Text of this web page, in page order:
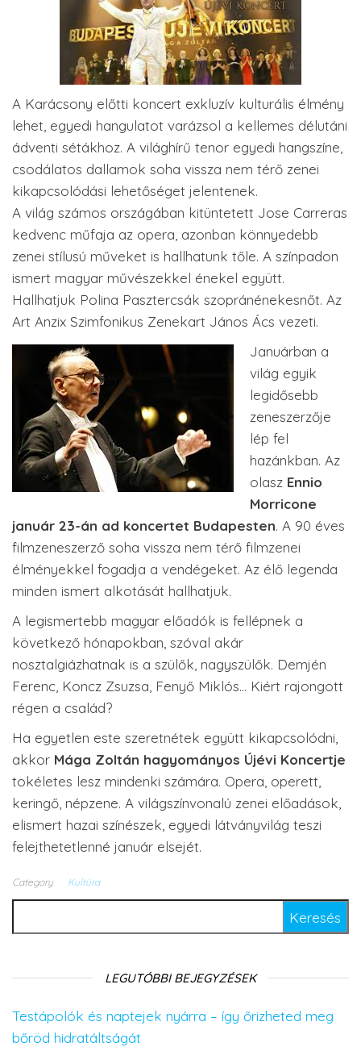
A Karácsony előtti koncert exkluzív kulturális élmény
lehet, egyedi hangulatot varázsol a kellemes délutáni
ádventi sétákhoz. A világhírű tenor egyedi hangszíne,
csodálatos dallamok soha vissza nem térő zenei
kikapcsolódási lehetőséget jelentenek.
A világ számos országában kitüntetett Jose Carreras
kedvenc műfaja az opera, azonban könnyedebb
zenei stílusú műveket is hallhatunk tőle. A színpadon
ismert magyar művészekkel énekel együtt.
Hallhatjuk Polina Pasztercsák szopránénekesnőt. Az
Art Anzix Szimfonikus Zenekart János Ács vezeti.
Januárban a
világ egyik
legidősebb
zeneszerzője
lép fel
hazánkban. Az
olasz Ennio
Morricone
január 23-án ad koncertet Budapesten. A 90 éves
filmzeneszerző soha vissza nem térő filmzenei
élményekkel fogadja a vendégeket. Az élő legenda
minden ismert alkotását hallhatjuk.
A legismertebb magyar előadók is fellépnek a
következő hónapokban, szóval akár
nosztalgiázhatnak is a szülők, nagyszülők. Demjén
Ferenc, Koncz Zsuzsa, Fenyő Miklós… Kiért rajongott
régen a család?
Ha egyetlen este szeretnétek együtt kikapcsolódni,
akkor Mága Zoltán hagyományos Újévi Koncertje
tokéletes lesz mindenki számára. Opera, operett,
keringő, népzene. A világszínvonalú zenei előadások,
elismert hazai színészek, egyedi látványvilág teszi
felejthetetlenné január elsejét.
Category Kultúra
LEGUTÓBBI BEJEGYZÉSEK
Testápolók és naptejek nyárra – így őrizheted meg
bőröd hidratáltságát